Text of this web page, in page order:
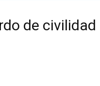
de civilidad